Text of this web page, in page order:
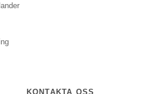
KONTAKTA OSS